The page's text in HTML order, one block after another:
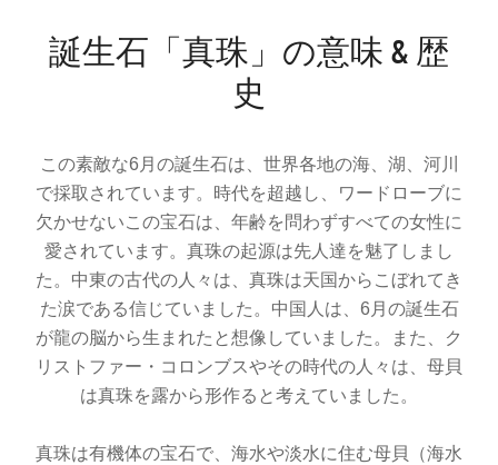
誕生石「真珠」の意味 & 歴
史
この素敵な6月の誕生石は、世界各地の海、湖、河川
で採取されています。時代を超越し、ワードローブに
欠かせないこの宝石は、年齢を問わずすべての女性に
愛されています。真珠の起源は先人達を魅了しまし
た。中東の古代の人々は、真珠は天国からこぼれてき
た涙である信じていました。中国人は、6月の誕生石
が龍の脳から生まれたと想像していました。また、ク
リストファー・コロンブスやその時代の人々は、母貝
は真珠を露から形作ると考えていました。
真珠は有機体の宝石で、海水や淡水に住む母貝（海水